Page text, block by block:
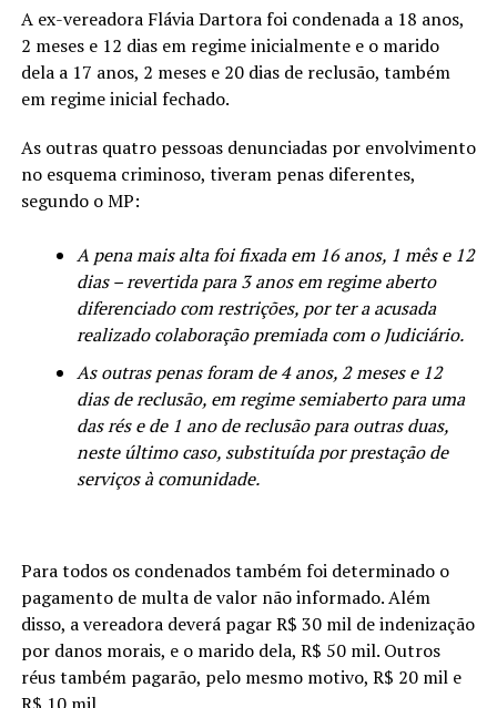
A ex-vereadora Flávia Dartora foi condenada a 18 anos,
2 meses e 12 dias em regime inicialmente e o marido
dela a 17 anos, 2 meses e 20 dias de reclusão, também
em regime inicial fechado.
As outras quatro pessoas denunciadas por envolvimento
no esquema criminoso, tiveram penas diferentes,
segundo o MP:
A pena mais alta foi fixada em 16 anos, 1 mês e 12
dias – revertida para 3 anos em regime aberto
diferenciado com restrições, por ter a acusada
realizado colaboração premiada com o Judiciário.
As outras penas foram de 4 anos, 2 meses e 12
dias de reclusão, em regime semiaberto para uma
das rés e de 1 ano de reclusão para outras duas,
neste último caso, substituída por prestação de
serviços à comunidade.
Para todos os condenados também foi determinado o
pagamento de multa de valor não informado. Além
disso, a vereadora deverá pagar R$ 30 mil de indenização
por danos morais, e o marido dela, R$ 50 mil. Outros
réus também pagarão, pelo mesmo motivo, R$ 20 mil e